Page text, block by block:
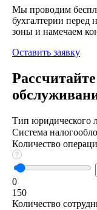
Мы проводим
бухгалтерии перед
зоны и намечаем
Оставить заявку
Тип юридического
Система
Количество
0
150
Количество